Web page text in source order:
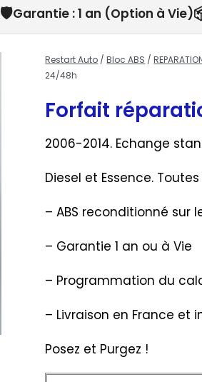
🛡️Garantie : 1 an (Option à Vie)
Restart Auto /Bloc ABS /
24/48h
Forfait
2006-2014. Echange
Diesel et Essence.
– ABS reconditionné sur
– Garantie 1 an ou à Vie
– Programmation du
– Livraison en France et
Posez et Purgez !